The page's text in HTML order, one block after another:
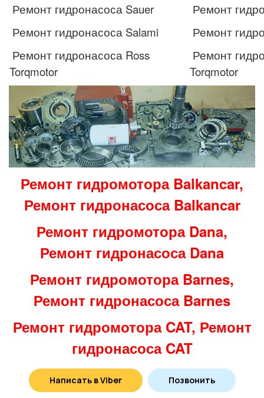
Написать в Viber Позвонить
Ремонт гидронасоса Sauer
Ремонт
Ремонт гидронасоса Salami
Ремонт
Ремонт гидронасоса Ross
Torqmotor
Ремонт
Torqmotor
Ремонт гидромотора Balkancar,
Ремонт гидронасоса Balkancar
Ремонт гидромотора Dana,
Ремонт гидронасоса Dana
Ремонт гидромотора Barnes,
Ремонт гидронасоса Barnes
Ремонт гидромотора CAT, Ремонт
гидронасоса CAT
Ремонт гидромотора Bucher,